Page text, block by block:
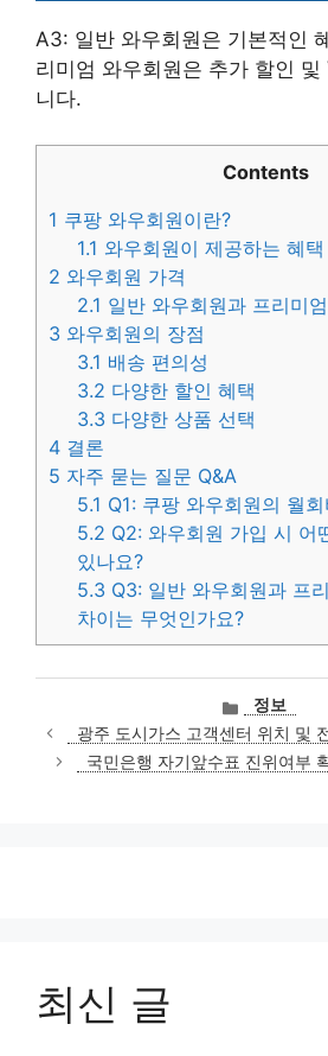
A3: 일반 와우회원은 기본적인
리미엄 와우회원은 추가 할인
니다.
Contents
1 쿠팡 와우회원이란?
1.1 와우회원이 제공하는 혜택
2 와우회원 가격
2.1 일반 와우회원과 프리미
3 와우회원의 장점
3.1 배송 편의성
3.2 다양한 할인 혜택
3.3 다양한 상품 선택
4 결론
5 자주 묻는 질문 Q&A
5.1 Q1: 쿠팡 와우회원의 월
5.2 Q2: 와우회원 가입 시 어
있나요?
5.3 Q3: 일반 와우회원과 프
차이는 무엇인가요?
카
테
고
리
정보
광주 도시가스 고객센터 위치 및
국민은행 자기앞수표 진위여부
최신 글